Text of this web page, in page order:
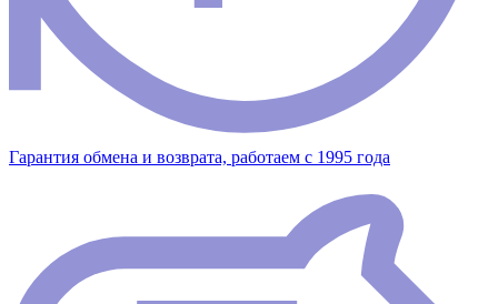
Гарантия обмена и возврата, работаем с 1995 года